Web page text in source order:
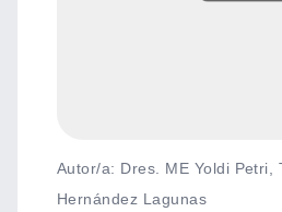
Autor/a: Dres. ME Yoldi Petri,
Hernández Lagunas